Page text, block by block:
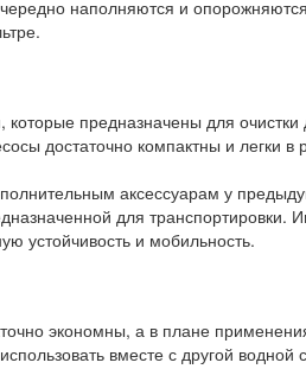
наполняются и
которые предназначены для
достаточно компактны и легки в
аксессуарам у
для транспортировки.
устойчивость и мобильность.
экономны, а в плане
вместе с другой водной